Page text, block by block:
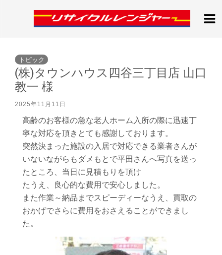
トピック
(株)タウンハウス四谷三丁目店 山口
教一 様
2025年11月11日
高齢のお客様の急な老人ホーム入所の際に迅速丁
寧な対応を頂きとても感謝しております。
突然決まった施設の入居で対応できる業者さんが
いないながらもダメもとで平田さんへ写真を送っ
たところ、当日に見積もりを頂け
たうえ、良心的な費用で安心しました。
また作業～納品までスピーディーなうえ、買取の
おかげでさらに費用をおさえることができまし
た。